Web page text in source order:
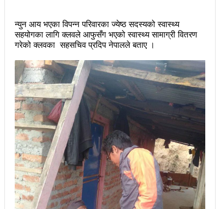
नवलपरासी काठमाडौँ सम्पर्क समन्वय समितिको अध्यक्षमा
विश्वकर्मा
राजावादीको आन्दोलनः आगलागीमा पत्रकारको मृत्यु
कर्फ्यु लागे पनि तीनकुने क्षेत्र अझै अशान्तः सडकमा सेना
परिचालन
राजावादीको प्रदर्शन थप उग्रः केही स्थानमा कर्फ्यु आदेश
काठमाडौँमा माओवादीको नेतृत्वमा विशाल जनप्रदर्शन
राजावादी र प्रहरीबिच झडपः तीनकुने-वानेश्वर क्षेत्र तनावग्रस्त
लव प्याकुरेलद्वारा निर्देशित वृत्तचित्र ‘गर्ल्स रिराइटिङ डेस्टीनी’
लाई अडियन्स च्वाइस अवार्ड
न्युन आय भएका विपन्न परिवारका ज्येष्ठ सदस्यको स्वास्थ्य
सहयोगका लागि क्लवले आफुसँग भएको स्वास्थ्य सामाग्री वितरण
गरेको क्लवका सहसचिव प्रदिप नेपालले बताए ।